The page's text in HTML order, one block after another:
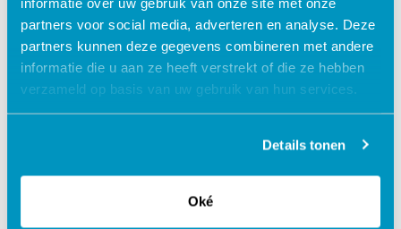
partners voor social media, adverteren en analyse. Deze
partners kunnen deze gegevens combineren met andere
informatie die u aan ze heeft verstrekt of die ze hebben
verzameld op basis van uw gebruik van hun services.
Details tonen
Oké